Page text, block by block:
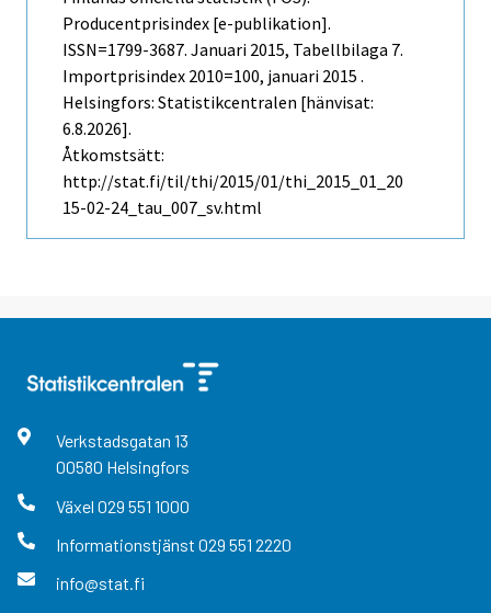
Producentprisindex [e-publikation].
ISSN=1799-3687. Januari 2015, Tabellbilaga 7.
Importprisindex 2010=100, januari 2015 .
Helsingfors: Statistikcentralen [hänvisat:
6.8.2026].
Åtkomstsätt:
http://stat.fi/til/thi/2015/01/thi_2015_01_20
15-02-24_tau_007_sv.html
Verkstadsgatan 13
00580 Helsingfors
Växel 029 551 1000
Informationstjänst 029 551 2220
info@stat.fi